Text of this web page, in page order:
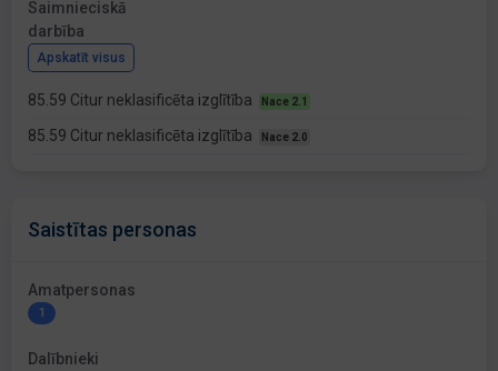
Saimnieciskā
darbība
Apskatīt visus
85.59 Citur neklasificēta izglītība Nace 2.1
85.59 Citur neklasificēta izglītība Nace 2.0
Saistītas personas
Amatpersonas
1
Dalībnieki